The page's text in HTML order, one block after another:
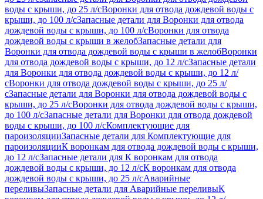
воды с крыши, до 25 л/сВоронки для отвода дождевой воды с
крыши, до 100 л/сЗапасные детали для Воронки для отвода
дождевой воды с крыши, до 100 л/сВоронки для отвода
дождевой воды с крыши в желобЗапасные детали для
Воронки для отвода дождевой воды с крыши в желобВоронки
для отвода дождевой воды с крыши, до 12 л/сЗапасные детали
для Воронки для отвода дождевой воды с крыши, до 12 л/
сВоронки для отвода дождевой воды с крыши, до 25 л/
сЗапасные детали для Воронки для отвода дождевой воды с
крыши, до 25 л/сВоронки для отвода дождевой воды с крыши,
до 100 л/сЗапасные детали для Воронки для отвода дождевой
воды с крыши, до 100 л/сКомплектующие для
пароизоляцииЗапасные детали для Комплектующие для
пароизоляцииК воронкам для отвода дождевой воды с крыши,
до 12 л/сЗапасные детали для К воронкам для отвода
дождевой воды с крыши, до 12 л/сК воронкам для отвода
дождевой воды с крыши, до 25 л/сАварийные
переливыЗапасные детали для Аварийные переливыК